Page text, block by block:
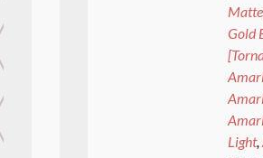
Gold
Light,